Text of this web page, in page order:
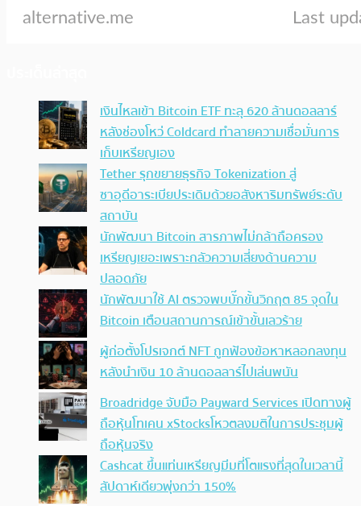
เงินไหลเข้า Bitcoin ETF ทะลุ 620 ล้านดอลลาร์
หลังช่องโหว่ Coldcard ทำลายความเชื่อมั่นการ
เก็บเหรียญเอง
Tether รุกขยายธุรกิจ Tokenization สู่
ซาอุดีอาระเบียประเดิมด้วยอสังหาริมทรัพย์ระดับ
สถาบัน
นักพัฒนา Bitcoin สารภาพไม่กล้าถือครอง
เหรียญเยอะเพราะกลัวความเสี่ยงด้านความ
ปลอดภัย
นักพัฒนาใช้ AI ตรวจพบบั๊กขั้นวิกฤต 85 จุดใน
Bitcoin เตือนสถานการณ์เข้าขั้นเลวร้าย
ผู้ก่อตั้งโปรเจกต์ NFT ถูกฟ้องข้อหาหลอกลงทุน
หลังนำเงิน 10 ล้านดอลลาร์ไปเล่นพนัน
Broadridge จับมือ Payward Services เปิดทางผู้
ถือหุ้นโทเคน xStocksโหวตลงมติในการประชุมผู้
ถือหุ้นจริง
Cashcat ขึ้นแท่นเหรียญมีมที่โตแรงที่สุดในเวลานี้
สัปดาห์เดียวพุ่งกว่า 150%